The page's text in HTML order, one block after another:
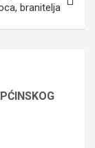
branitelja